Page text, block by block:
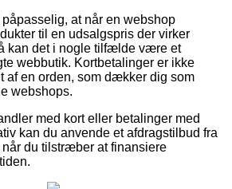
at når en webshop
til en udsalgspris der virker
kan det i nogle tilfælde være et
webbutik. Kortbetalinger er ikke
af en orden, som dækker dig som
webshops.
med kort eller betalinger med
kan du anvende et afdragstilbud fra
du tilstræber at finansiere